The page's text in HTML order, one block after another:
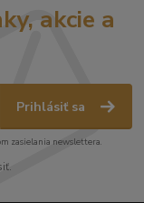
akcie a
Prihlásiť sa
zasielania newslettera.